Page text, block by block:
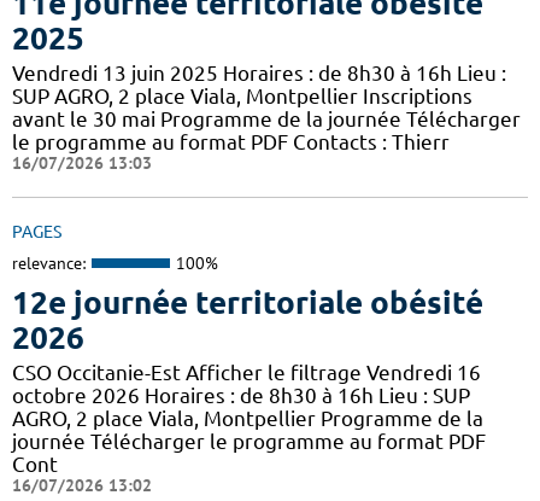
2025
Vendredi 13 juin 2025 Horaires : de 8h30 à 16h Lieu :
SUP AGRO, 2 place Viala, Montpellier Inscriptions
avant le 30 mai Programme de la journée Télécharger
le programme au format PDF Contacts : Thierr
16/07/2026 13:03
PAGES
relevance: 100%
12e journée territoriale obésité
2026
CSO Occitanie-Est Afficher le filtrage Vendredi 16
octobre 2026 Horaires : de 8h30 à 16h Lieu : SUP
AGRO, 2 place Viala, Montpellier Programme de la
journée Télécharger le programme au format PDF
Cont
16/07/2026 13:02